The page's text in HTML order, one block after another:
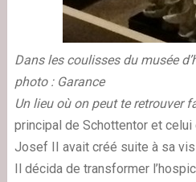
Dans les coulisses du musée
photo : Garance
Un lieu où on peut te retrouver
principal de Schottentor et celui
Josef II avait créé suite à sa
Il décida de transformer